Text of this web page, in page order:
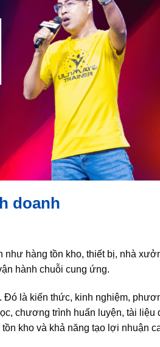
doanh
hàng tồn kho, thiết bị, nhà
hành chuỗi cung ứng.
Đó là kiến thức, kinh nghiệm,
chương trình huấn luyện, tài liệu
kho và khả năng tạo lợi nhuận